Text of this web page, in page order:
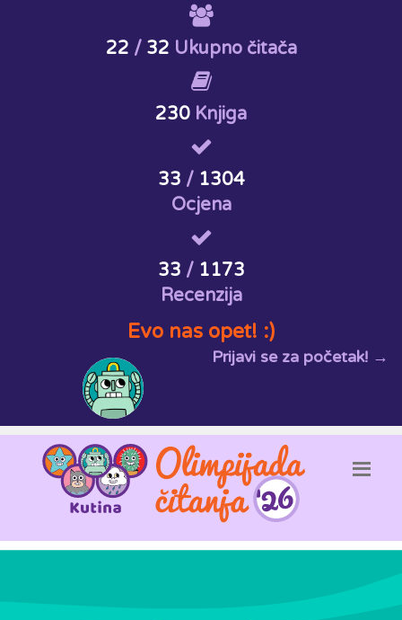
22 / 32 Ukupno čitača
230 Knjiga
33 / 1304
Ocjena
33 / 1173
Recenzija
Evo nas opet! :)
Prijavi se za početak! →